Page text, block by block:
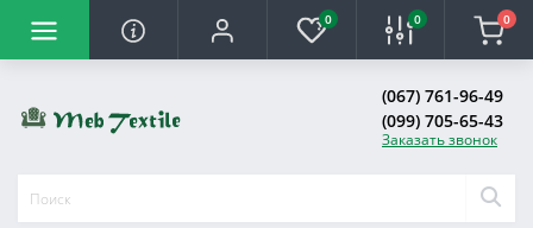
0 0 0
(067) 761-96-49
(099) 705-65-43
Заказать звонок